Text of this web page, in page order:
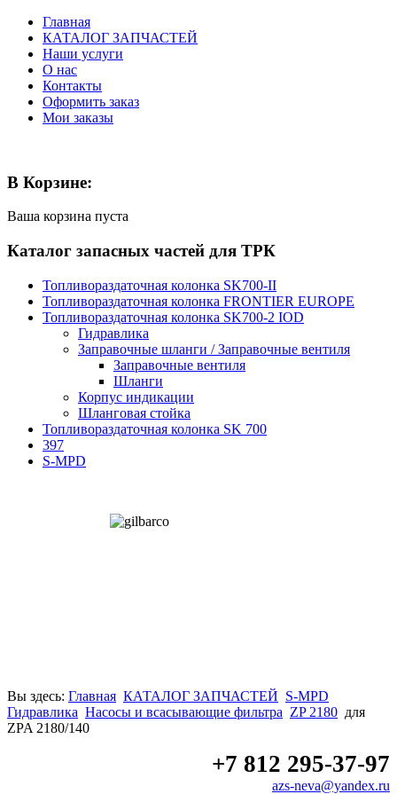
Главная
КАТАЛОГ ЗАПЧАСТЕЙ
Наши услуги
О нас
Контакты
Оформить заказ
Мои заказы
В Корзине:
Ваша корзина пуста
Каталог запасных частей для ТРК
Топливораздаточная колонка SK700-II
Топливораздаточная колонка FRONTIER EUROPE
Топливораздаточная колонка SK700-2 IOD
Гидравлика
Заправочные шланги / Заправочные вентиля
Заправочные вентиля
Шланги
Корпус индикации
Шланговая стойка
Топливораздаточная колонка SK 700
397
S-MPD
Вы здесь: Главная КАТАЛОГ ЗАПЧАСТЕЙ S-MPD
Гидравлика Насосы и всасывающие фильтра ZP 2180 для
ZPA 2180/140
+7 812 295-37-97
azs-neva@yandex.ru